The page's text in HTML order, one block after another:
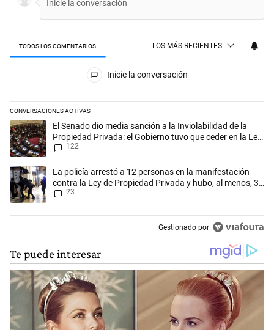
TODOS LOS COMENTARIOS LOS MÁS RECIENTES
Todos los comentarios
Inicie la conversación
CONVERSACIONES ACTIVAS
Este listado muestra los artículos con más comentarios en los
Un artículo de tendencia con el título "El Senado dio media sanción a
El Senado dio media sanción a la Inviolabilidad de la
Propiedad Privada: el Gobierno tuvo que ceder en la Ley
del Manejo del Fuego
122
Un artículo de tendencia con el título "La policía arrestó a 12
La policía arrestó a 12 personas en la manifestación
contra la Ley de Propiedad Privada y hubo, al menos, 3
agentes heridos
23
Gestionado por